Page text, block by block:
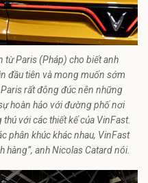
từ Paris (Pháp) cho biết anh
đầu tiên và mong muốn sớm
rất đông đúc nên những
hoàn hảo với đường phố nơi
với các thiết kế của VinFast.
phân khúc khác nhau, VinFast
hàng”, anh Nicolas Catard nói.